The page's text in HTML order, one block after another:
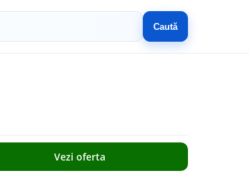
Caută
Vezi oferta